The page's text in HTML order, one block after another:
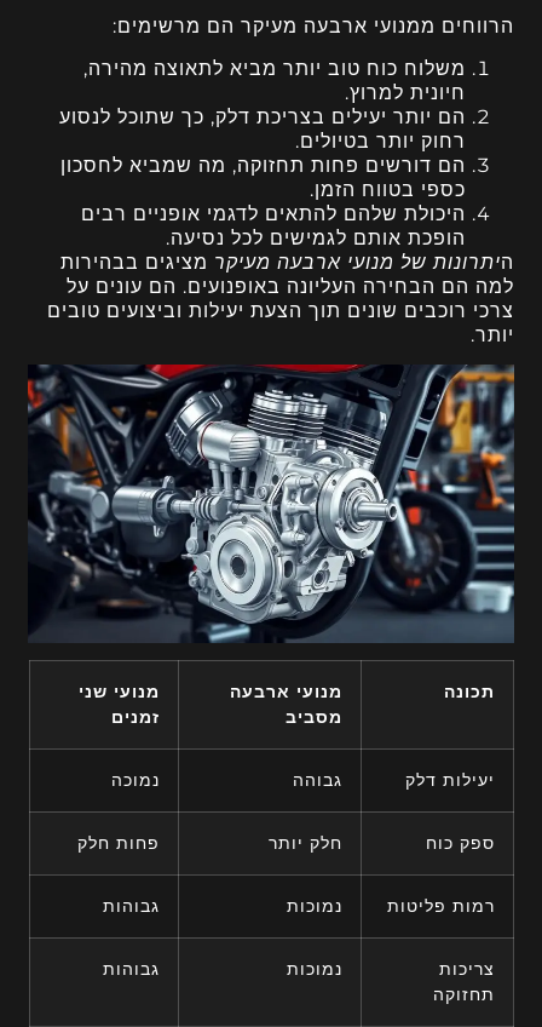
הרווחים ממנועי ארבעה מעיקר הם מרשימים:
משלוח כוח טוב יותר מביא לתאוצה מהירה,
חיונית למרוץ.
הם יותר יעילים בצריכת דלק, כך שתוכל לנסוע
רחוק יותר בטיולים.
הם דורשים פחות תחזוקה, מה שמביא לחסכון
כספי בטווח הזמן.
היכולת שלהם להתאים לדגמי אופניים רבים
הופכת אותם לגמישים לכל נסיעה.
היתרונות של מנועי ארבעה מעיקר מציגים בבהירות
למה הם הבחירה העליונה באופנועים. הם עונים על
צרכי רוכבים שונים תוך הצעת יעילות וביצועים טובים
יותר.
תכונה
מנועי ארבעה
מסביב
מנועי שני
זמנים
יעילות דלק גבוהה נמוכה
ספק כוח חלק יותר פחות חלק
רמות פליטות נמוכות גבוהות
צריכות
תחזוקה
נמוכות גבוהות